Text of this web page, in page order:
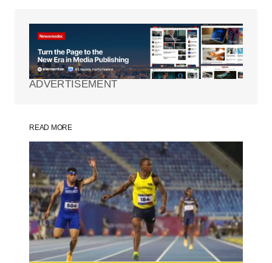
Tu dirección de correo electrónico no será
Los campos obligatorios están
marcados con*
Your Name*
Your E-mail*
Guarda mi nombre, correo electrónico y
web en este navegador para la próxima
vez que comente.
ADVERTISEMENT
READ MORE